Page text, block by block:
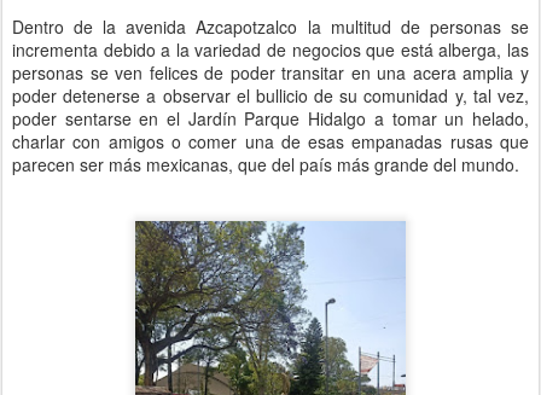
Dentro de la avenida Azcapotzalco la multitud de personas se
incrementa debido a la variedad de negocios que está alberga, las
personas se ven felices de poder transitar en una acera amplia y
poder detenerse a observar el bullicio de su comunidad y, tal vez,
poder sentarse en el Jardín Parque Hidalgo a tomar un helado,
charlar con amigos o comer una de esas empanadas rusas que
parecen ser más mexicanas, que del país más grande del mundo.